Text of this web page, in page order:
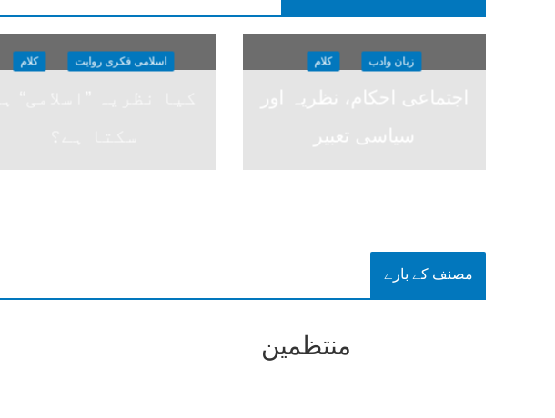
زبان وادب کلام
اجتماعی احکام، نظریہ اور
سیاسی تعبیر
اسلامی فکری روایت کلام
کیا نظریہ ”اسلامی“ ہو
مصنف کے بارے
منتظمین